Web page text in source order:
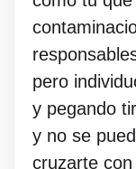
pero
y pegando
y no se
cruzarte